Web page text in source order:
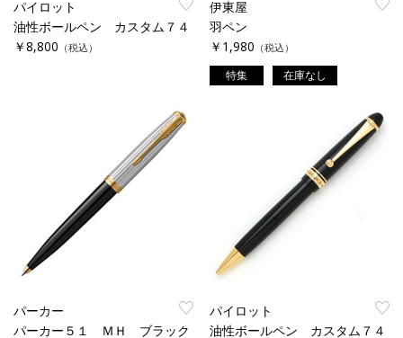
パイロット
油性ボールペン カスタム７４
￥8,800 （税込）
伊東屋
羽ペン
￥1,980 （税込）
特集 在庫なし
パーカー
パーカー５１ ＭＨ ブラック
パイロット
油性ボールペン カスタム７４